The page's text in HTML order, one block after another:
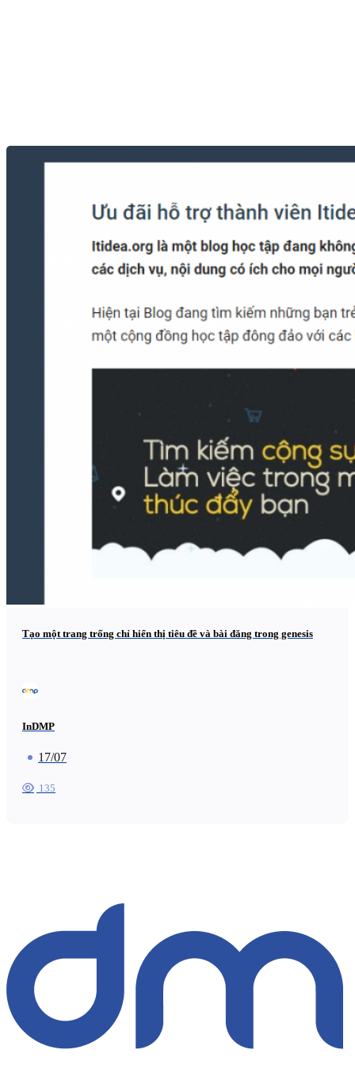
Tạo một trang trống chỉ hiển thị tiêu đề và bài đăng trong genesis
InDMP
17/07
135